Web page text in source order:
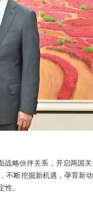
略伙伴关系，开启两国
断挖掘新机遇，孕育新
性。